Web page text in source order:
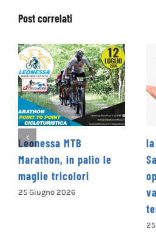
Post correlati
la Pro Loco di Petrella
Salto presenta il nuovo
opuscolo dedicato alla
valorizzazione del